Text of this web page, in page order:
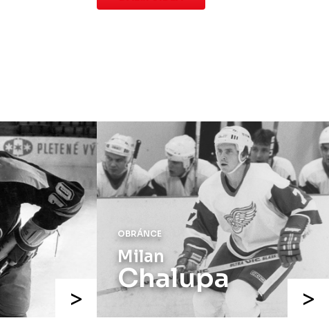
dětem.Charitativní aukce
proti Ústí nad Labem, které se mělo
původně odehrát 15. listopadu, bylo z
důvodu marodky Slovanuodloženo
Kluby se domluvily na náhradním
termínu, Bruslaři se s Ústím nad
Labem utkají domav Kotlině ve
středu 26. listopadu od 18:00
.
OBRÁNCE
Milan
Chalupa